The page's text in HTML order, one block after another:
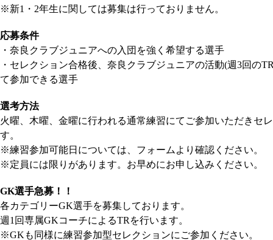
※新1・2年生に関しては募集は行っておりません。
応募条件
・奈良クラブジュニアへの入団を強く希望する選手
・セレクション合格後、奈良クラブジュニアの活動(週3回の
て参加できる選手
選考方法
火曜、木曜、金曜に行われる通常練習にてご参加いただきセ
す。
※練習参加可能日については、フォームより確認ください。
※定員には限りがあります。お早めにお申し込みください。
GK選手急募！！
各カテゴリーGK選手を募集しております。
週1回専属GKコーチによるTRを行います。
※GKも同様に練習参加型セレクションにご参加ください。